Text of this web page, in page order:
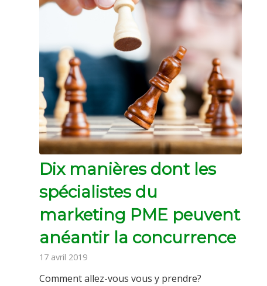
Dix manières dont les
spécialistes du
marketing PME peuvent
anéantir la concurrence
17 avril 2019
Comment allez-vous vous y prendre?